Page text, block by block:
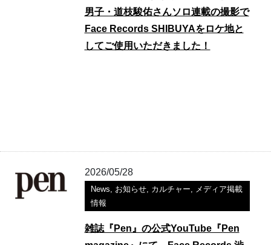
男子・道枝駿佑さんソロ連載の撮影で
Face Records SHIBUYAをロケ地と
してご使用いただきました！
2026/05/28
News, お知らせ, カルチャー, メディア掲載
情報
雑誌『Pen』の公式YouTube『Pen